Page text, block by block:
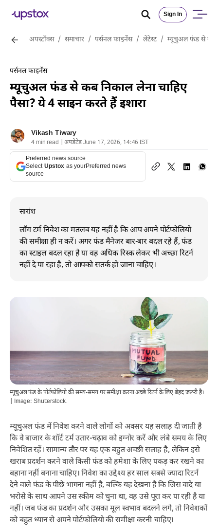
Sign In
अपस्टॉक्स / समाचार / पर्सनल फाइनेंस / लेटेस्ट / म्यूचुअल फंड से कब
पर्सनल फाइनेंस
म्यूचुअल फंड से कब निकाल लेना चाहिए
पैसा? ये 4 साइन करते हैं इशारा
Vikash Tiwary
4 min read | अपडेटेड June 17, 2026, 14:46 IST
Preferred news source
Select Upstox as yourPreferred news
source
सारांश
लॉग टर्म निवेश का मतलब यह नहीं है कि आप अपने पोर्टफोलियो
की समीक्षा ही न करें। अगर फंड मैनेजर बार-बार बदल रहे हैं, फंड
का स्टाइल बदल रहा है या वह अधिक रिस्क लेकर भी अच्छा रिटर्न
नहीं दे पा रहा है, तो आपको सतर्क हो जाना चाहिए।
म्यूचुअल फंड के पोर्टफोलियो की समय-समय पर समीक्षा करना अच्छे रिटर्न के लिए बेहद जरूरी है।
| Image: Shutterstock.
म्यूचुअल फंड में निवेश करने वाले लोगों को अक्सर यह सलाह दी जाती है
कि वे बाजार के शॉर्ट टर्म उतार-चढ़ाव को इग्नोर करें और लंबे समय के लिए
निवेशित रहें। सामान्य तौर पर यह एक बहुत अच्छी सलाह है, लेकिन इसे
खराब प्रदर्शन करने वाले किसी फंड को हमेशा के लिए पकड़ कर रखने का
बहाना नहीं बनाना चाहिए। निवेश का उद्देश्य हर साल सबसे ज्यादा रिटर्न
देने वाले फंड के पीछे भागना नहीं है, बल्कि यह देखना है कि जिस वादे या
भरोसे के साथ आपने उस स्कीम को चुना था, वह उसे पूरा कर पा रही है या
नहीं। जब फंड का प्रदर्शन और उसका मूल स्वभाव बदलने लगे, तो निवेशकों
को बहुत ध्यान से अपने पोर्टफोलियो की समीक्षा करनी चाहिए।